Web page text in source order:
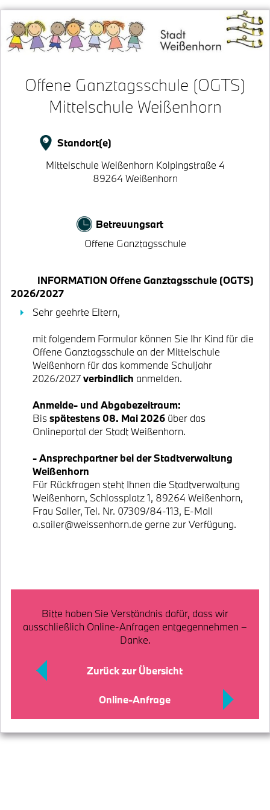
Offene Ganztagsschule (OGTS)
Mittelschule Weißenhorn
Standort(e)
Mittelschule Weißenhorn Kolpingstraße 4
89264 Weißenhorn
Betreuungsart
Offene Ganztagsschule
INFORMATION Offene Ganztagsschule (OGTS)
2026/2027
Sehr geehrte Eltern,
mit folgendem Formular können Sie Ihr Kind für die
Offene Ganztagsschule an der Mittelschule
Weißenhorn für das kommende Schuljahr
2026/2027verbindlich anmelden.
Anmelde- und Abgabezeitraum:
Bisspätestens 08. Mai 2026 über das
Onlineportal der Stadt Weißenhorn.
- Ansprechpartner bei der Stadtverwaltung
Weißenhorn
Für Rückfragen steht Ihnen die Stadtverwaltung
Weißenhorn, Schlossplatz 1, 89264 Weißenhorn,
Frau Sailer, Tel. Nr. 07309/84-113, E-Mail
a.sailer@weissenhorn.de gerne zur Verfügung.
Bitte haben Sie Verständnis dafür, dass wir
ausschließlich Online-Anfragen entgegennehmen –
Danke.
Zurück zur Übersicht
Online-Anfrage